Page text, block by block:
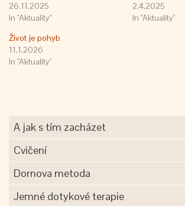
26.11.2025
In "Aktuality"
2.4.2025
In "Aktuality"
Život je pohyb
11.1.2026
In "Aktuality"
A jak s tím zacházet
Cvičení
Dornova metoda
Jemné dotykové terapie